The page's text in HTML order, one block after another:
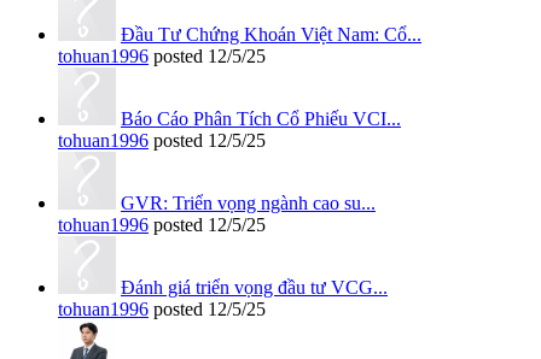
Đầu Tư Chứng Khoán Việt Nam: Cổ...
tohuan1996 posted 12/5/25
Báo Cáo Phân Tích Cổ Phiếu VCI...
tohuan1996 posted 12/5/25
GVR: Triển vọng ngành cao su...
tohuan1996 posted 12/5/25
Đánh giá triển vọng đầu tư VCG...
tohuan1996 posted 12/5/25